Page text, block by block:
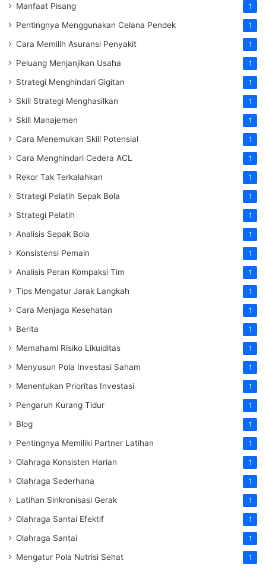
Manfaat Pisang 1
Pentingnya Menggunakan Celana Pendek 1
Cara Memilih Asuransi Penyakit 1
Peluang Menjanjikan Usaha 1
Strategi Menghindari Gigitan 1
Skill Strategi Menghasilkan 1
Skill Manajemen 1
Cara Menemukan Skill Potensial 1
Cara Menghindari Cedera ACL 1
Rekor Tak Terkalahkan 1
Strategi Pelatih Sepak Bola 1
Strategi Pelatih 1
Analisis Sepak Bola 1
Konsistensi Pemain 1
Analisis Peran Kompaksi Tim 1
Tips Mengatur Jarak Langkah 1
Cara Menjaga Kesehatan 1
Berita 1
Memahami Risiko Likuiditas 1
Menyusun Pola Investasi Saham 1
Menentukan Prioritas Investasi 1
Pengaruh Kurang Tidur 1
Blog 1
Pentingnya Memiliki Partner Latihan 1
Olahraga Konsisten Harian 1
Olahraga Sederhana 1
Latihan Sinkronisasi Gerak 1
Olahraga Santai Efektif 1
Olahraga Santai 1
Mengatur Pola Nutrisi Sehat 1